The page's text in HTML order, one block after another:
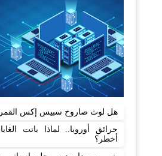
هل لوث صاروخ سبيس إكس
حرائق أوروبا.. لماذا باتت
أخطر؟